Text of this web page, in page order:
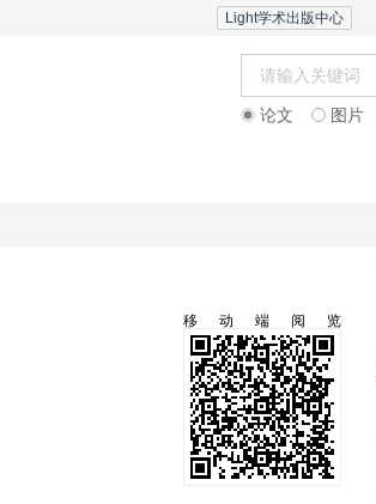
Light学术出版中心
论文 图片
移动端阅览